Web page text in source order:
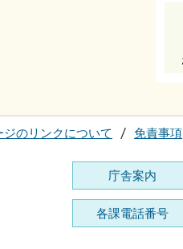
ジのリンクについて 免責事項
庁舎案内
各課電話番号